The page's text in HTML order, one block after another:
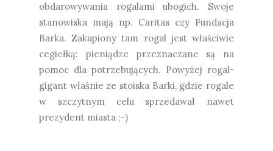
obdarowywania rogalami ubogich. Swoje
stanowiska mają np. Caritas czy Fundacja
Barka. Zakupiony tam rogal jest właściwie
cegiełką: pieniądze przeznaczane są na
pomoc dla potrzebujących. Powyżej rogal-
gigant właśnie ze stoiska Barki, gdzie rogale
w szczytnym celu sprzedawał nawet
prezydent miasta ;-)